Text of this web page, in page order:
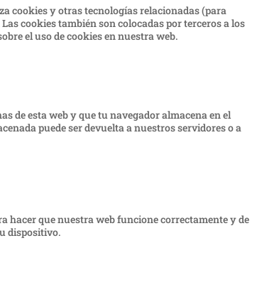
cookies y otras tecnologías relacionadas (para
cookies también son colocadas por terceros a los
el uso de cookies en nuestra web.
de esta web y que tu navegador almacena en el
puede ser devuelta a nuestros servidores o a
hacer que nuestra web funcione correctamente y de
dispositivo.